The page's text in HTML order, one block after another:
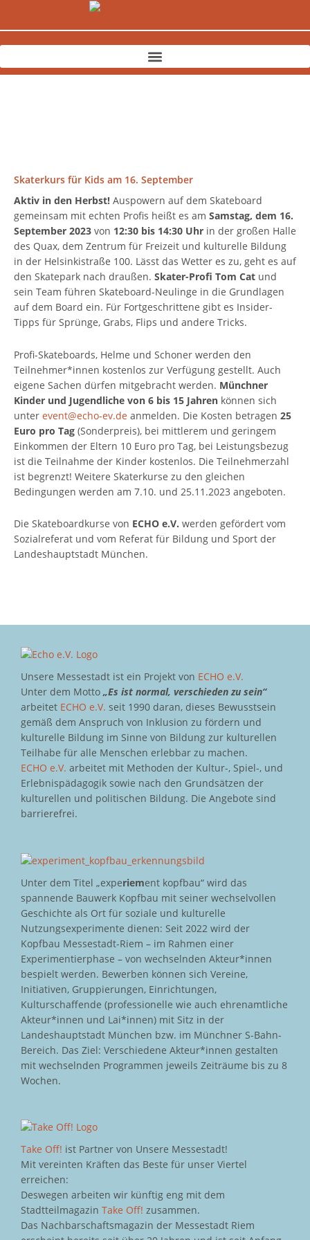
Skaterkurs für Kids am 16. September
Aktiv in den Herbst! Auspowern auf dem Skateboard
gemeinsam mit echten Profis heißt es am Samstag, dem 16.
September 2023 von 12:30 bis 14:30 Uhr in der großen Halle
des Quax, dem Zentrum für Freizeit und kulturelle Bildung
in der Helsinkistraße 100. Lässt das Wetter es zu, geht es auf
den Skatepark nach draußen. Skater-Profi Tom Cat und
sein Team führen Skateboard-Neulinge in die Grundlagen
auf dem Board ein. Für Fortgeschrittene gibt es Insider-
Tipps für Sprünge, Grabs, Flips und andere Tricks.
Profi-Skateboards, Helme und Schoner werden den
Teilnehmer*innen kostenlos zur Verfügung gestellt. Auch
eigene Sachen dürfen mitgebracht werden. Münchner
Kinder und Jugendliche von 6 bis 15 Jahren können sich
unter event@echo-ev.de anmelden. Die Kosten betragen 25
Euro pro Tag (Sonderpreis), bei mittlerem und geringem
Einkommen der Eltern 10 Euro pro Tag, bei Leistungsbezug
ist die Teilnahme der Kinder kostenlos. Die Teilnehmerzahl
ist begrenzt! Weitere Skaterkurse zu den gleichen
Bedingungen werden am 7.10. und 25.11.2023 angeboten.
Die Skateboardkurse von ECHO e.V. werden gefördert vom
Sozialreferat und vom Referat für Bildung und Sport der
Landeshauptstadt München.
Unsere Messestadt ist ein Projekt von ECHO e.V.
Unter dem Motto „Es ist normal, verschieden zu sein“
arbeitet ECHO e.V. seit 1990 daran, dieses Bewusstsein
gemäß dem Anspruch von Inklusion zu fördern und
kulturelle Bildung im Sinne von Bildung zur kulturellen
Teilhabe für alle Menschen erlebbar zu machen.
ECHO e.V. arbeitet mit Methoden der Kultur-, Spiel-, und
Erlebnispädagogik sowie nach den Grundsätzen der
kulturellen und politischen Bildung. Die Angebote sind
barrierefrei.
Unter dem Titel „experiement kopfbau“ wird das
spannende Bauwerk Kopfbau mit seiner wechselvollen
Geschichte als Ort für soziale und kulturelle
Nutzungsexperimente dienen: Seit 2022 wird der
Kopfbau Messestadt-Riem – im Rahmen einer
Experimentierphase – von wechselnden Akteur*innen
bespielt werden. Bewerben können sich Vereine,
Initiativen, Gruppierungen, Einrichtungen,
Kulturschaffende (professionelle wie auch ehrenamtliche
Akteur*innen und Lai*innen) mit Sitz in der
Landeshauptstadt München bzw. im Münchner S-Bahn-
Bereich. Das Ziel: Verschiedene Akteur*innen gestalten
mit wechselnden Programmen jeweils Zeiträume bis zu 8
Wochen.
Take Off! ist Partner von Unsere Messestadt!
Mit vereinten Kräften das Beste für unser Viertel
erreichen:
Deswegen arbeiten wir künftig eng mit dem
Stadtteilmagazin Take Off! zusammen.
Das Nachbarschaftsmagazin der Messestadt Riem